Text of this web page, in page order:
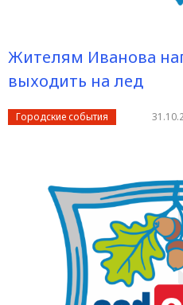
Жителям Иванова
выходить на лед
Городские события